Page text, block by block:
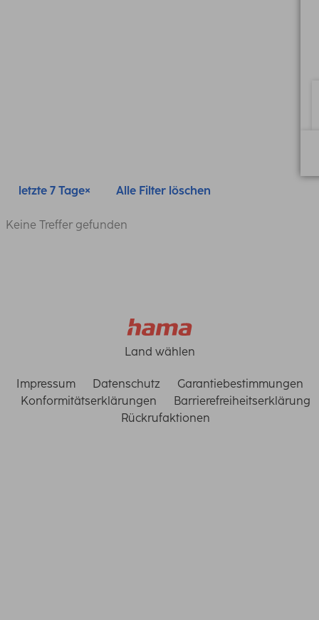
letzte 7 Tage Alle Filter löschen
Keine Treffer gefunden
Land wählen
Impressum Datenschutz
Garantiebestimmungen
Konformitätserklärungen
Barrierefreiheitserklärung
Rückrufaktionen